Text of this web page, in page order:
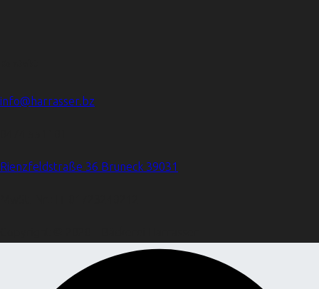
info@harrasser.bz
Rienzfeldstraße 36 Bruneck 39031